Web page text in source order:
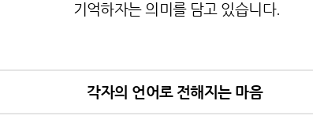
기억하자는의미를 담고 있습니다.
각자의 언어로 전해지는 마음